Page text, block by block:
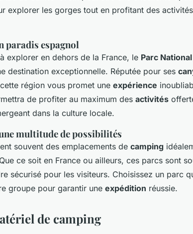
explorer les gorges tout en profitant des
paradis espagnol
explorer en dehors de la France, le Parc
destination exceptionnelle. Réputée pour ses
région vous promet une expérience
de profiter au maximum des activités
dans la culture locale.
multitude de possibilités
souvent des emplacements de camping
ce soit en France ou ailleurs, ces parcs sont
sécurisé pour les visiteurs. Choisissez un parc
groupe pour garantir une expédition réussie.
de camping